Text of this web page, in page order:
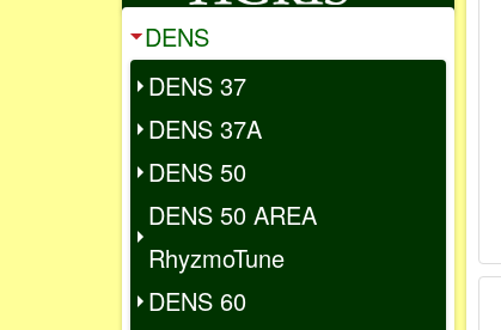
DENS
DENS 37
DENS 37A
DENS 50
DENS 50 AREA
RhyzmoTune
DENS 60